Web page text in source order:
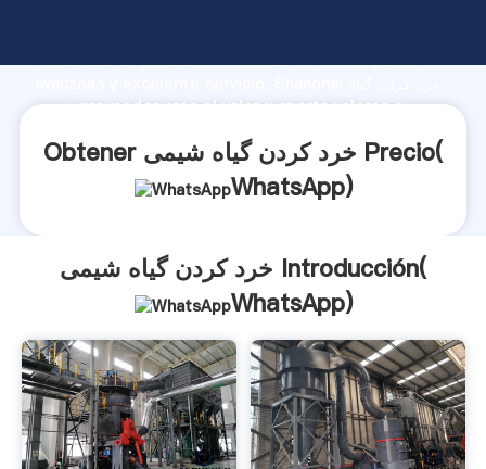
capacidad de producción, fuerza de investigación
شیمی proveedor crea el valor y aporta valores a
Obtener خرد کردن گیاه شیمی Precio(
WhatsApp)
خرد کردن گیاه شیمی Introducción(
WhatsApp)